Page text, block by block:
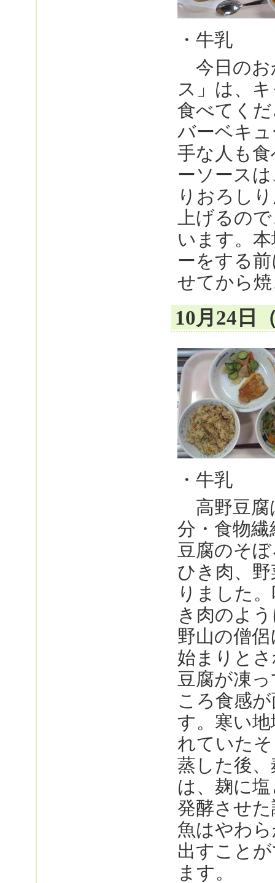
・牛乳
今日のお
ス」は、
食べてく
バーベキ
手な人も
ーソース
りおろし
上げるの
います。
ーをする
せてから
10月24日
・牛乳
高野豆腐
分・食物
豆腐のそ
ひき肉、
りました
き肉のよ
野山の僧
始まりと
豆腐が凍
ころ食感
す。寒い
れていた
蒸した後
は、麹に
発酵させ
魚はやわ
出すこと
ます。